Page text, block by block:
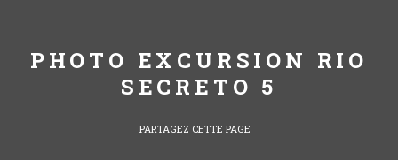
PHOTO EXCURSION RIO
SECRETO 5
PARTAGEZ CETTE PAGE